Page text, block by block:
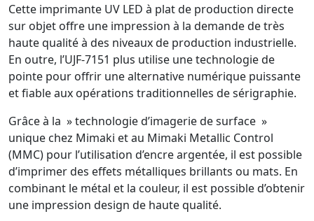
Cette imprimante UV LED à plat de production directe
sur objet offre une impression à la demande de très
haute qualité à des niveaux de production industrielle.
En outre, l’UJF-7151 plus utilise une technologie de
pointe pour offrir une alternative numérique puissante
et fiable aux opérations traditionnelles de sérigraphie.
Grâce à la » technologie d’imagerie de surface »
unique chez Mimaki et au Mimaki Metallic Control
(MMC) pour l’utilisation d’encre argentée, il est possible
d’imprimer des effets métalliques brillants ou mats. En
combinant le métal et la couleur, il est possible d’obtenir
une impression design de haute qualité.